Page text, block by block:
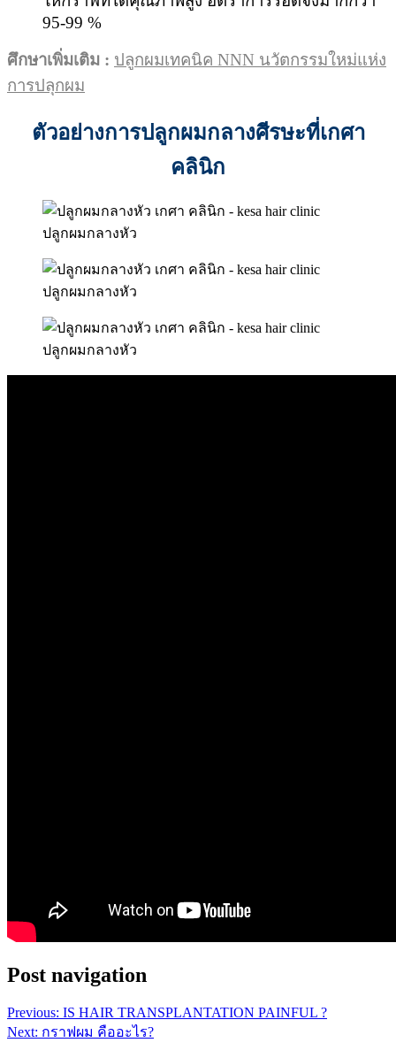
95-99 %
ศึกษาเพิ่มเติม : ปลูกผมเทคนิค NNN นวัตกรรมใหม่แห่ง
การปลุกผม
ตัวอย่างการปลูกผมกลางศีรษะที่เกศา
คลินิก
ปลูกผมกลางหัว
ปลูกผมกลางหัว
ปลูกผมกลางหัว
Post navigation
Previous: IS HAIR TRANSPLANTATION PAINFUL ?
Next: กราฟผม คืออะไร?